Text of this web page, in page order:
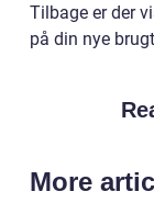
Tilbage er der
på din nye
More